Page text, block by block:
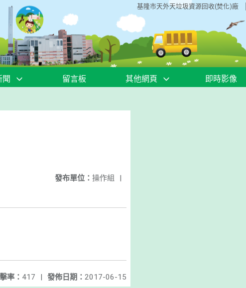
基隆市天外天垃圾資源回收(焚化)廠
聞 留言板 其他網頁 即時影像
發布單位： 操作組 |
發佈日期： 2017-06-15
率： 417 |